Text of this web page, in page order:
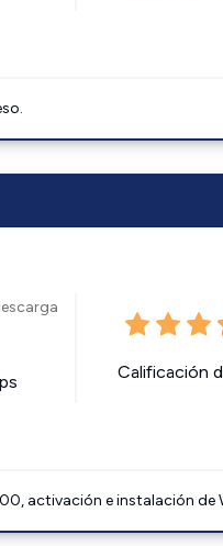
Calificación
activación e instalación de